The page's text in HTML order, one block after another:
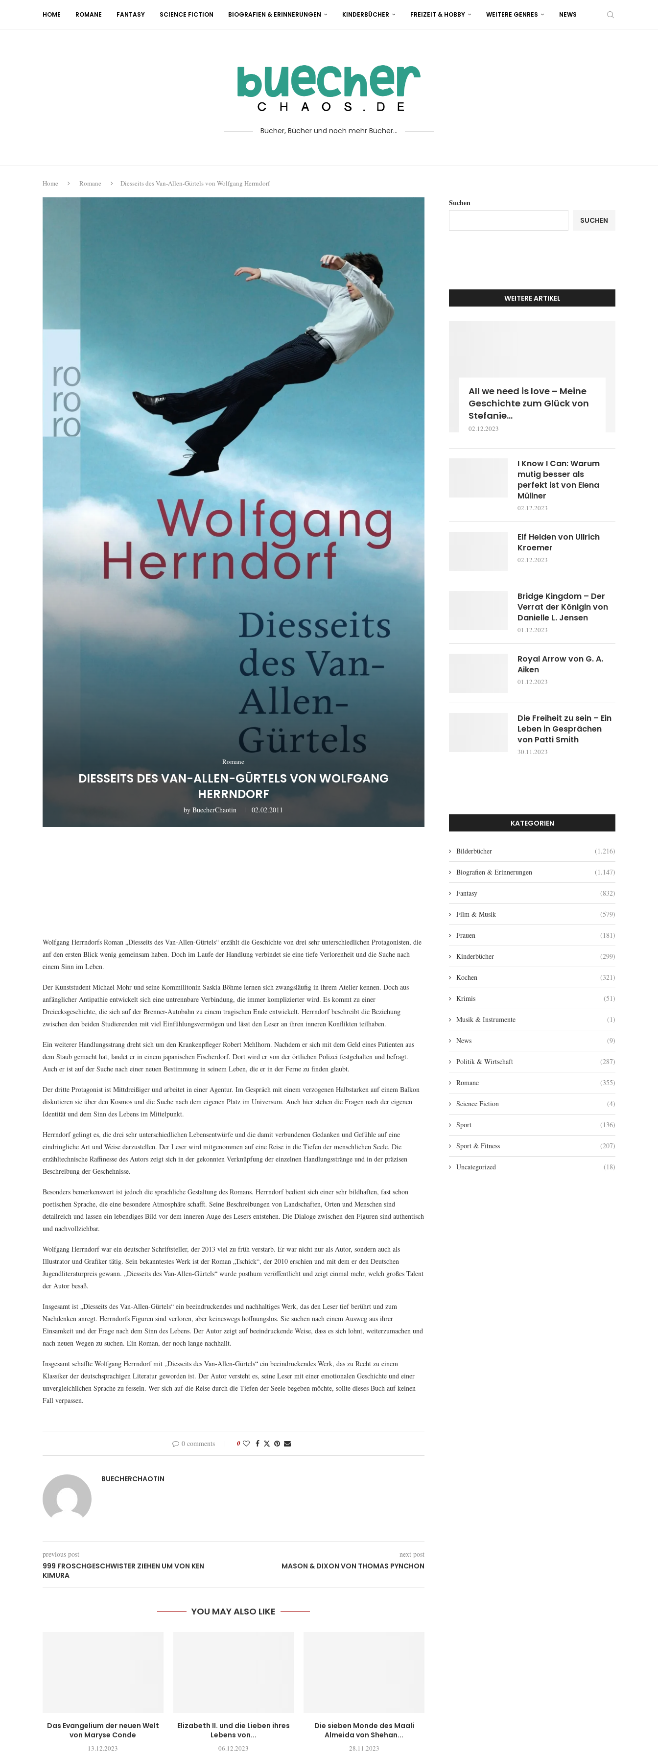
HOME ROMANE FANTASY SCIENCE FICTION BIOGRAFIEN & ERINNERUNGEN KINDERBÜCHER FREIZEIT & HOBBY WEITERE GENRES NEWS
Bücher, Bücher und noch mehr Bücher...
Home Romane Diesseits des Van-Allen-Gürtels von Wolfgang Herrndorf
Romane
DIESSEITS DES VAN-ALLEN-GÜRTELS VON WOLFGANG
HERRNDORF
byBuecherChaotin 02.02.2011
Wolfgang Herrndorfs Roman „Diesseits des Van-Allen-Gürtels“ erzählt die Geschichte von drei sehr unterschiedlichen Protagonisten, die
auf den ersten Blick wenig gemeinsam haben. Doch im Laufe der Handlung verbindet sie eine tiefe Verlorenheit und die Suche nach
einem Sinn im Leben.
Der Kunststudent Michael Mohr und seine Kommilitonin Saskia Böhme lernen sich zwangsläufig in ihrem Atelier kennen. Doch aus
anfänglicher Antipathie entwickelt sich eine untrennbare Verbindung, die immer komplizierter wird. Es kommt zu einer
Dreiecksgeschichte, die sich auf der Brenner-Autobahn zu einem tragischen Ende entwickelt. Herrndorf beschreibt die Beziehung
zwischen den beiden Studierenden mit viel Einfühlungsvermögen und lässt den Leser an ihren inneren Konflikten teilhaben.
Ein weiterer Handlungsstrang dreht sich um den Krankenpfleger Robert Mehlhorn. Nachdem er sich mit dem Geld eines Patienten aus
dem Staub gemacht hat, landet er in einem japanischen Fischerdorf. Dort wird er von der örtlichen Polizei festgehalten und befragt.
Auch er ist auf der Suche nach einer neuen Bestimmung in seinem Leben, die er in der Ferne zu finden glaubt.
Der dritte Protagonist ist Mittdreißiger und arbeitet in einer Agentur. Im Gespräch mit einem verzogenen Halbstarken auf einem Balkon
diskutieren sie über den Kosmos und die Suche nach dem eigenen Platz im Universum. Auch hier stehen die Fragen nach der eigenen
Identität und dem Sinn des Lebens im Mittelpunkt.
Herrndorf gelingt es, die drei sehr unterschiedlichen Lebensentwürfe und die damit verbundenen Gedanken und Gefühle auf eine
eindringliche Art und Weise darzustellen. Der Leser wird mitgenommen auf eine Reise in die Tiefen der menschlichen Seele. Die
erzähltechnische Raffinesse des Autors zeigt sich in der gekonnten Verknüpfung der einzelnen Handlungsstränge und in der präzisen
Beschreibung der Geschehnisse.
Besonders bemerkenswert ist jedoch die sprachliche Gestaltung des Romans. Herrndorf bedient sich einer sehr bildhaften, fast schon
poetischen Sprache, die eine besondere Atmosphäre schafft. Seine Beschreibungen von Landschaften, Orten und Menschen sind
detailreich und lassen ein lebendiges Bild vor dem inneren Auge des Lesers entstehen. Die Dialoge zwischen den Figuren sind authentisch
und nachvollziehbar.
Wolfgang Herrndorf war ein deutscher Schriftsteller, der 2013 viel zu früh verstarb. Er war nicht nur als Autor, sondern auch als
Illustrator und Grafiker tätig. Sein bekanntestes Werk ist der Roman „Tschick“, der 2010 erschien und mit dem er den Deutschen
Jugendliteraturpreis gewann. „Diesseits des Van-Allen-Gürtels“ wurde posthum veröffentlicht und zeigt einmal mehr, welch großes Talent
der Autor besaß.
Insgesamt ist „Diesseits des Van-Allen-Gürtels“ ein beeindruckendes und nachhaltiges Werk, das den Leser tief berührt und zum
Nachdenken anregt. Herrndorfs Figuren sind verloren, aber keineswegs hoffnungslos. Sie suchen nach einem Ausweg aus ihrer
Einsamkeit und der Frage nach dem Sinn des Lebens. Der Autor zeigt auf beeindruckende Weise, dass es sich lohnt, weiterzumachen und
nach neuen Wegen zu suchen. Ein Roman, der noch lange nachhallt.
Insgesamt schaffte Wolfgang Herrndorf mit „Diesseits des Van-Allen-Gürtels“ ein beeindruckendes Werk, das zu Recht zu einem
Klassiker der deutschsprachigen Literatur geworden ist. Der Autor versteht es, seine Leser mit einer emotionalen Geschichte und einer
unvergleichlichen Sprache zu fesseln. Wer sich auf die Reise durch die Tiefen der Seele begeben möchte, sollte dieses Buch auf keinen
Fall verpassen.
0 comments 0
BUECHERCHAOTIN
previous post
999 FROSCHGESCHWISTER ZIEHEN UM VON KEN
KIMURA
next post
MASON & DIXON VON THOMAS PYNCHON
YOU MAY ALSO LIKE
Das Evangelium der neuen Welt
von Maryse Conde
13.12.2023
Elizabeth II. und die Lieben ihres
Lebens von...
06.12.2023
Die sieben Monde des Maali
Almeida von Shehan...
28.11.2023
Suchen
SUCHEN
WEITERE ARTIKEL
All we need is love – Meine
Geschichte zum Glück von
Stefanie...
02.12.2023
I Know I Can: Warum
mutig besser als
perfekt ist von Elena
Müllner
02.12.2023
Elf Helden von Ullrich
Kroemer
02.12.2023
Bridge Kingdom – Der
Verrat der Königin von
Danielle L. Jensen
01.12.2023
Royal Arrow von G. A.
Aiken
01.12.2023
Die Freiheit zu sein – Ein
Leben in Gesprächen
von Patti Smith
30.11.2023
KATEGORIEN
Bilderbücher (1.216)
Biografien & Erinnerungen (1.147)
Fantasy (832)
Film & Musik (579)
Frauen (181)
Kinderbücher (299)
Kochen (321)
Krimis (51)
Musik & Instrumente (1)
News (9)
Politik & Wirtschaft (287)
Romane (355)
Science Fiction (4)
Sport (136)
Sport & Fitness (207)
Uncategorized (18)